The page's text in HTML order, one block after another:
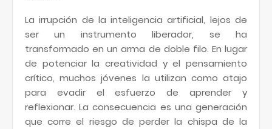
La irrupción de la inteligencia artificial, lejos de
ser un instrumento liberador, se ha
transformado en un arma de doble filo. En lugar
de potenciar la creatividad y el pensamiento
crítico, muchos jóvenes la utilizan como atajo
para evadir el esfuerzo de aprender y
reflexionar. La consecuencia es una generación
que corre el riesgo de perder la chispa de la